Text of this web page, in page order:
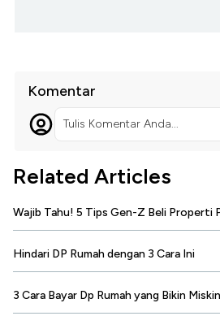
Komentar
Tulis Komentar Anda...
Related Articles
Wajib Tahu! 5 Tips Gen-Z Beli Properti
Hindari DP Rumah dengan 3 Cara Ini
3 Cara Bayar Dp Rumah yang Bikin Miskin